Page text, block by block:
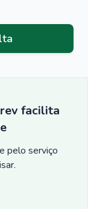
facilita
pelo serviço